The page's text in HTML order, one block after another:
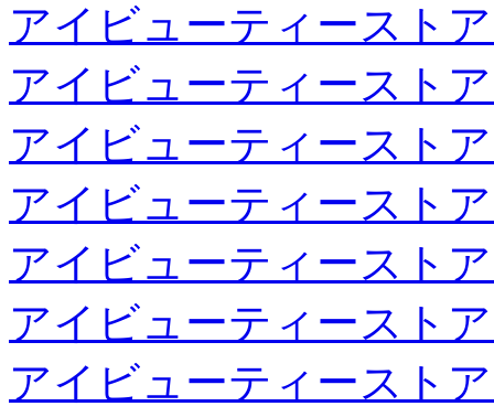
アイビューティースト
アイビューティースト
アイビューティースト
アイビューティースト
アイビューティースト
アイビューティースト
アイビューティースト